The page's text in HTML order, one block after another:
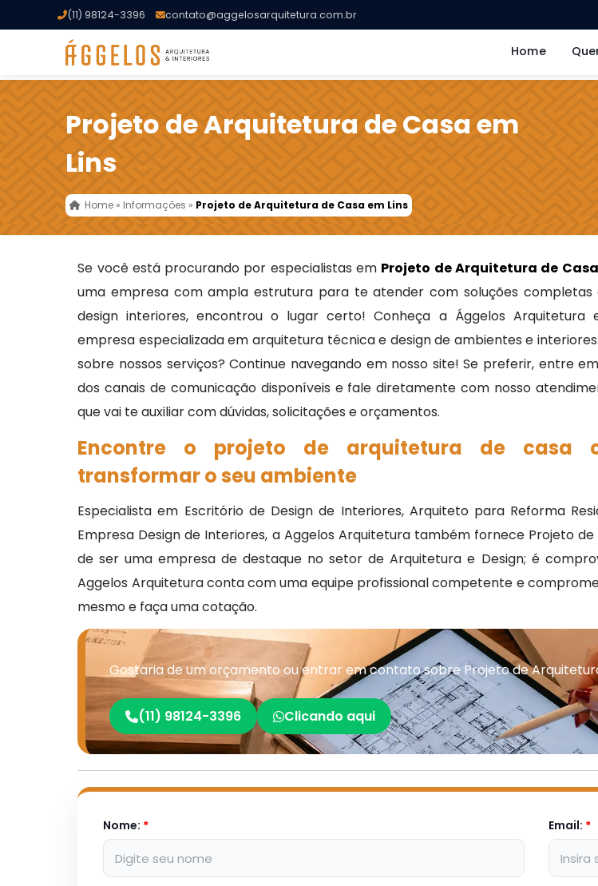
(11) 98124-3396 contato@aggelosarquitetura.com.br
Home
Projeto de Arquitetura de Casa em
Lins
Home » Informações » Projeto de Arquitetura de Casa em Lins
Se você está procurando por especialistas em Projeto de Arquitetura de
uma empresa com ampla estrutura para te atender com soluções
design interiores, encontrou o lugar certo! Conheça a Ággelos Arquitetura
empresa especializada em arquitetura técnica e design de ambientes e
sobre nossos serviços? Continue navegando em nosso site! Se preferir, entre
dos canais de comunicação disponíveis e fale diretamente com nosso
que vai te auxiliar com dúvidas, solicitações e orçamentos.
Encontre o projeto de arquitetura de casa
transformar o seu ambiente
Especialista em Escritório de Design de Interiores, Arquiteto para Reforma
Empresa Design de Interiores, a Aggelos Arquitetura também fornece Projeto
de ser uma empresa de destaque no setor de Arquitetura e Design; é
Aggelos Arquitetura conta com uma equipe profissional competente e
mesmo e faça uma cotação.
Gostaria de um orçamento ou entrar em contato sobre Projeto de
(11) 98124-3396 Clicando aqui
Nome: * Email: *